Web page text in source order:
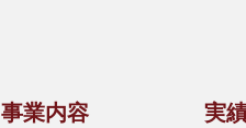
事業内容
実